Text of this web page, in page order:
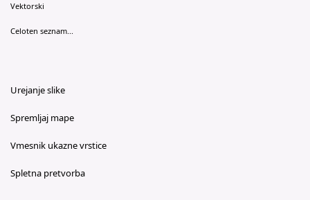
Vektorski
Celoten seznam...
Urejanje slike
Spremljaj mape
Vmesnik ukazne vrstice
Spletna pretvorba